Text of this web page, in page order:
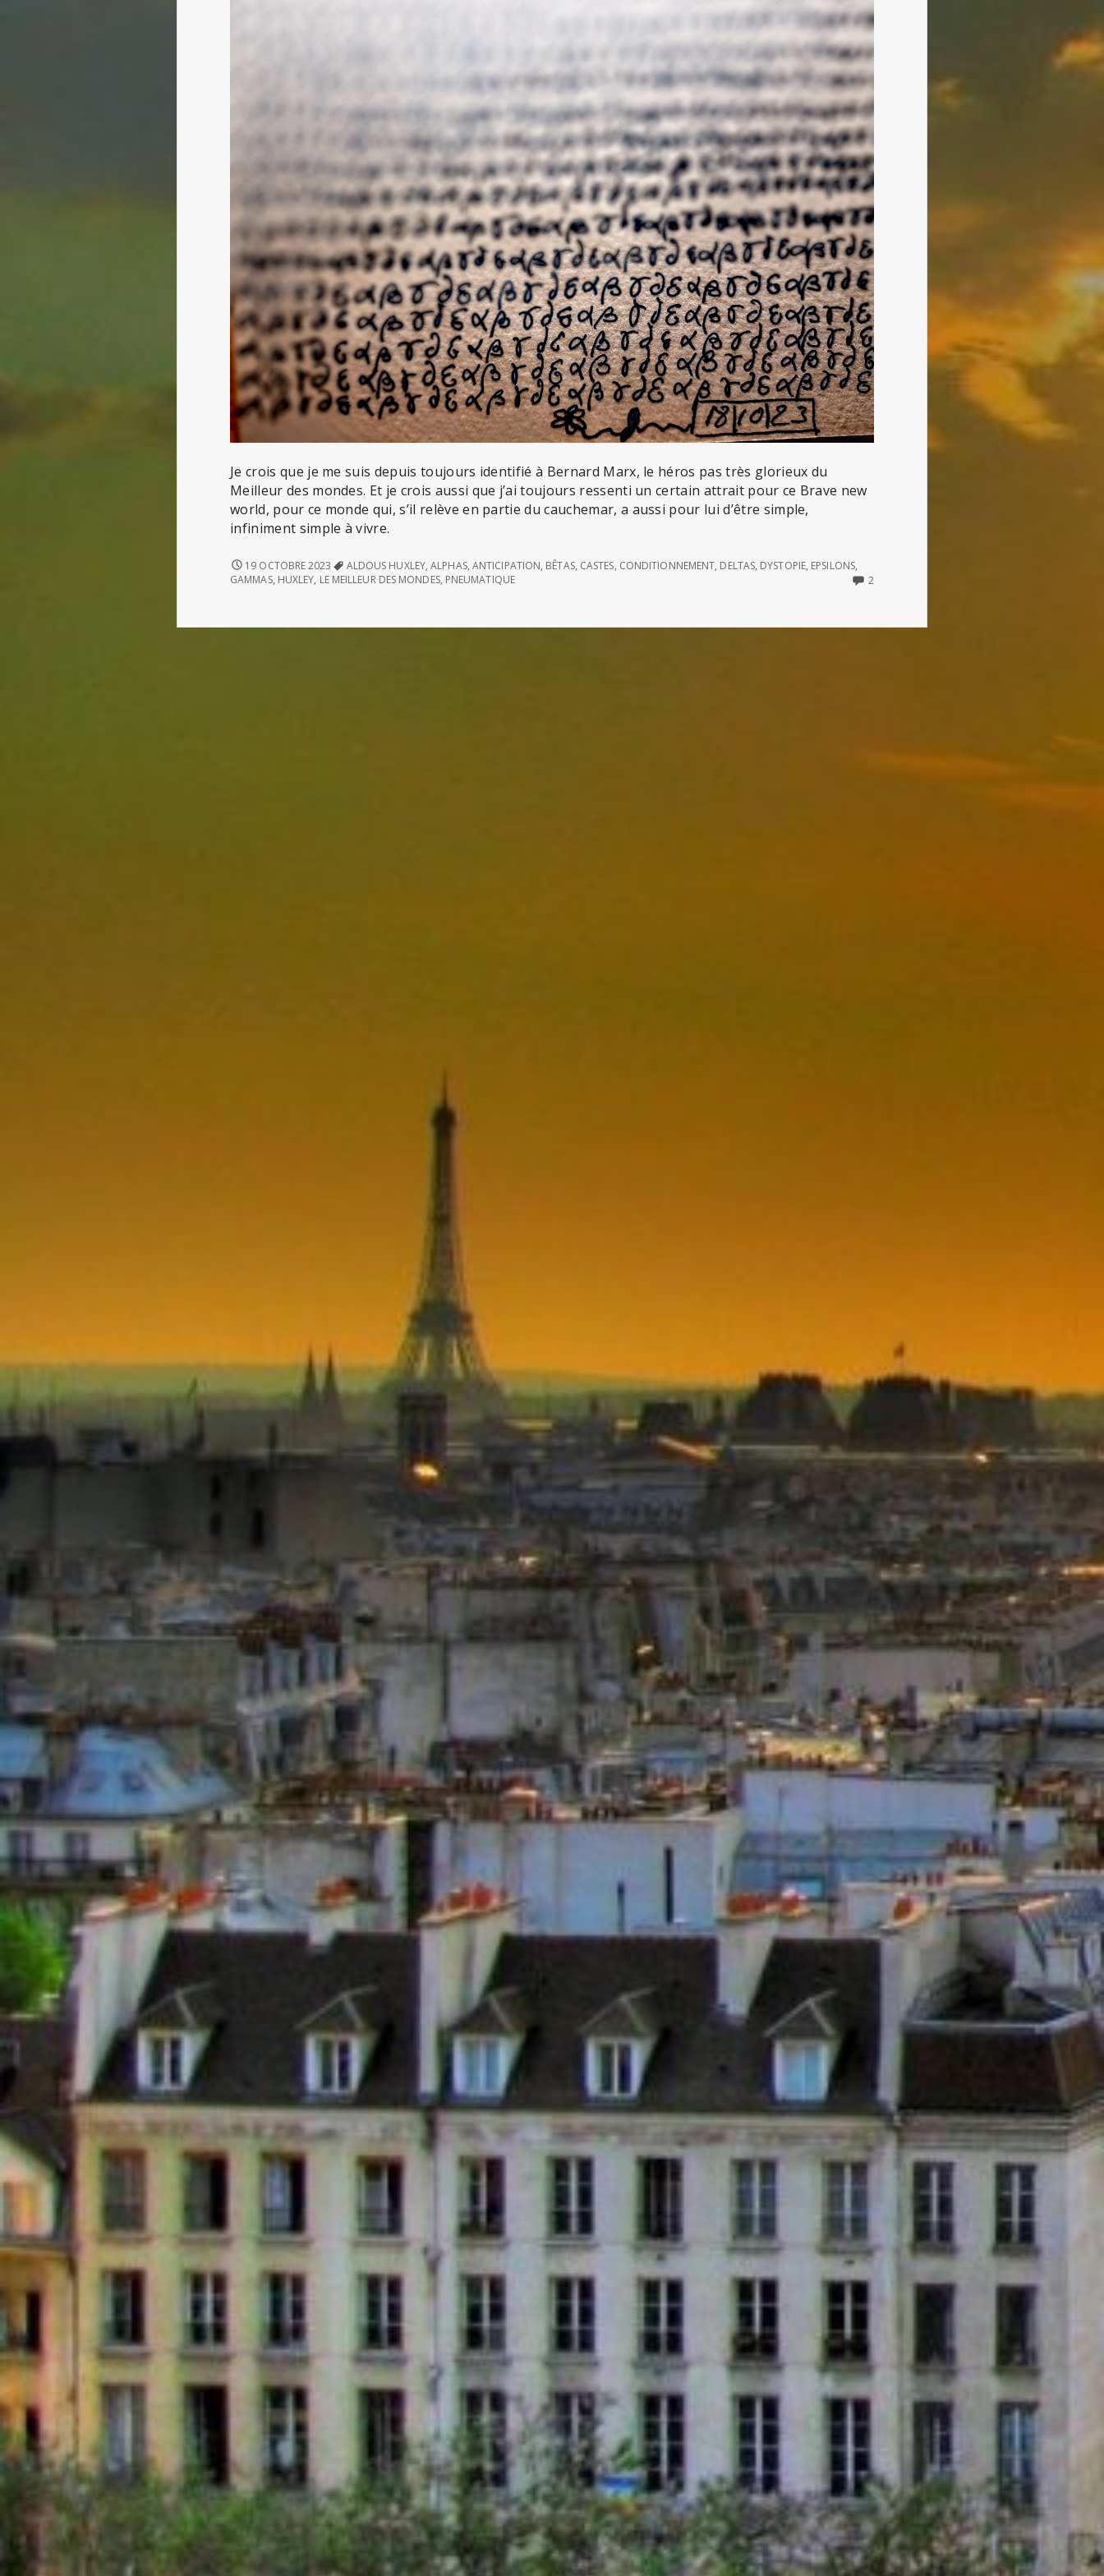
Je crois que je me suis depuis toujours identifié à Bernard Marx, le héros pas très glorieux du
Meilleur des mondes. Et je crois aussi que j’ai toujours ressenti un certain attrait pour ce Brave new
world, pour ce monde qui, s’il relève en partie du cauchemar, a aussi pour lui d’être simple,
infiniment simple à vivre.
BERNARD
MARX
19 OCTOBRE 2023 ALDOUS HUXLEY,ALPHAS, ANTICIPATION, BÊTAS, CASTES, CONDITIONNEMENT, DELTAS, DYSTOPIE, EPSILONS,
GAMMAS, HUXLEY, LE MEILLEUR DES MONDES, PNEUMATIQUE 22